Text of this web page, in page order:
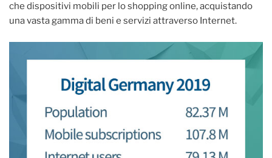
che dispositivi mobili per lo shopping online, acquistando
una vasta gamma di beni e servizi attraverso Internet.